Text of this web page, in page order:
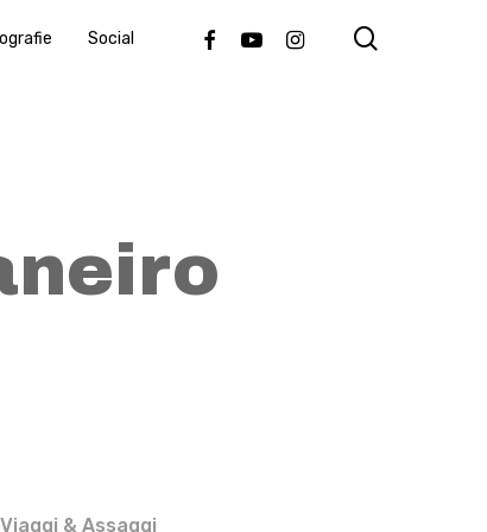
Social FacebookYoutubeInstagram
Viaggi & Assaggi